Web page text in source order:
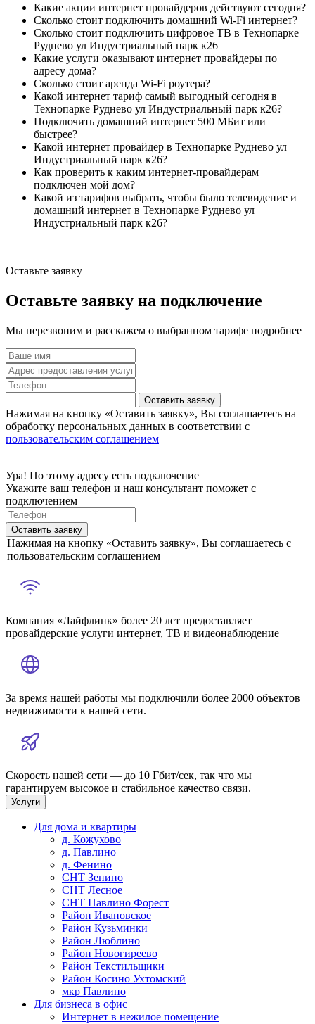
Какие акции интернет провайдеров действуют сегодня?
Сколько стоит подключить домашний Wi-Fi интернет?
Сколько стоит подключить цифровое ТВ в Технопарке
Руднево ул Индустриальный парк к26
Какие услуги оказывают интернет провайдеры по
адресу дома?
Сколько стоит аренда Wi-Fi роутера?
Какой интернет тариф самый выгодный сегодня в
Технопарке Руднево ул Индустриальный парк к26?
Подключить домашний интернет 500 МБит или
быстрее?
Какой интернет провайдер в Технопарке Руднево ул
Индустриальный парк к26?
Как проверить к каким интернет-провайдерам
подключен мой дом?
Какой из тарифов выбрать, чтобы было телевидение и
домашний интернет в Технопарке Руднево ул
Индустриальный парк к26?
Оставьте заявку
Оставьте заявку на подключение
Мы перезвоним и расскажем о выбранном тарифе подробнее
Оставить заявку
Нажимая на кнопку «Оставить заявку», Вы соглашаетесь на
обработку персональных данных в соответствии с
пользовательским соглашением
Ура! По этому адресу есть подключение
Укажите ваш телефон и наш консультант поможет с
подключением
Оставить заявку
Нажимая на кнопку «Оставить заявку», Вы соглашаетесь с
пользовательским соглашением
Компания «Лайфлинк» более 20 лет предоставляет
провайдерские услуги интернет, ТВ и видеонаблюдение
За время нашей работы мы подключили более 2000 объектов
недвижимости к нашей сети.
Скорость нашей сети — до 10 Гбит/сек, так что мы
гарантируем высокое и стабильное качество связи.
Услуги
Для дома и квартиры
д. Кожухово
д. Павлино
д. Фенино
СНТ Зенино
СНТ Лесное
СНТ Павлино Форест
Район Ивановское
Район Кузьминки
Район Люблино
Район Новогиреево
Район Текстильщики
Район Косино Ухтомский
мкр Павлино
Для бизнеса в офис
Интернет в нежилое помещение